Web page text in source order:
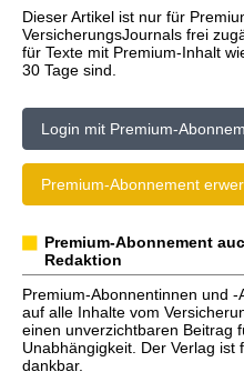
Dieser Artikel ist nur für
VersicherungsJournals frei
für Texte mit Premium-Inhalt
30 Tage sind.
Login mit Premium-
Premium-Abonnement
Premium-Abonnement
Redaktion
Premium-Abonnentinnen und
auf alle Inhalte vom
einen unverzichtbaren Beitrag
Unabhängigkeit. Der Verlag
dankbar.